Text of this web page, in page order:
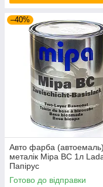
–40%
Авто фарба (автоемаль)
металік Mipa BC 1л
Папірус
Готово до відправки